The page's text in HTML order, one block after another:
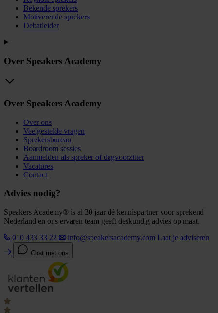
Bekende sprekers
Motiverende sprekers
Debatleider
Over Speakers Academy
Over Speakers Academy
Over ons
Veelgestelde vragen
Sprekersbureau
Boardroom sessies
Aanmelden als spreker of dagvoorzitter
Vacatures
Contact
Advies nodig?
Speakers Academy® is al 30 jaar dé kennispartner voor sprekend
Nederland en ons ervaren team geeft deskundig advies op maat.
010 433 33 22
info@speakersacademy.com Laat je adviseren
Chat met ons